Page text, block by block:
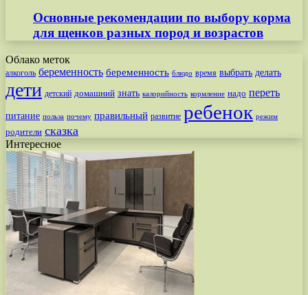
Основные рекомендации по выбору корма
для щенков разных пород и возрастов
Облако меток
алкоголь беременность беременность блюдо время выбрать делать
дети детский домашний знать калорийность кормление надо переть
питание польза почему правильный развитие ребенок режим
родители сказка
Интересное